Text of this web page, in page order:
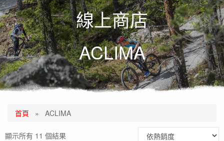
線上商店
ACLIMA
首頁 » ACLIMA
顯示所有 11 個結果